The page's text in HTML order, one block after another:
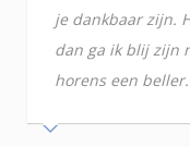
je dankbaar zijn.
dan ga ik blij zijn
horens een beller.